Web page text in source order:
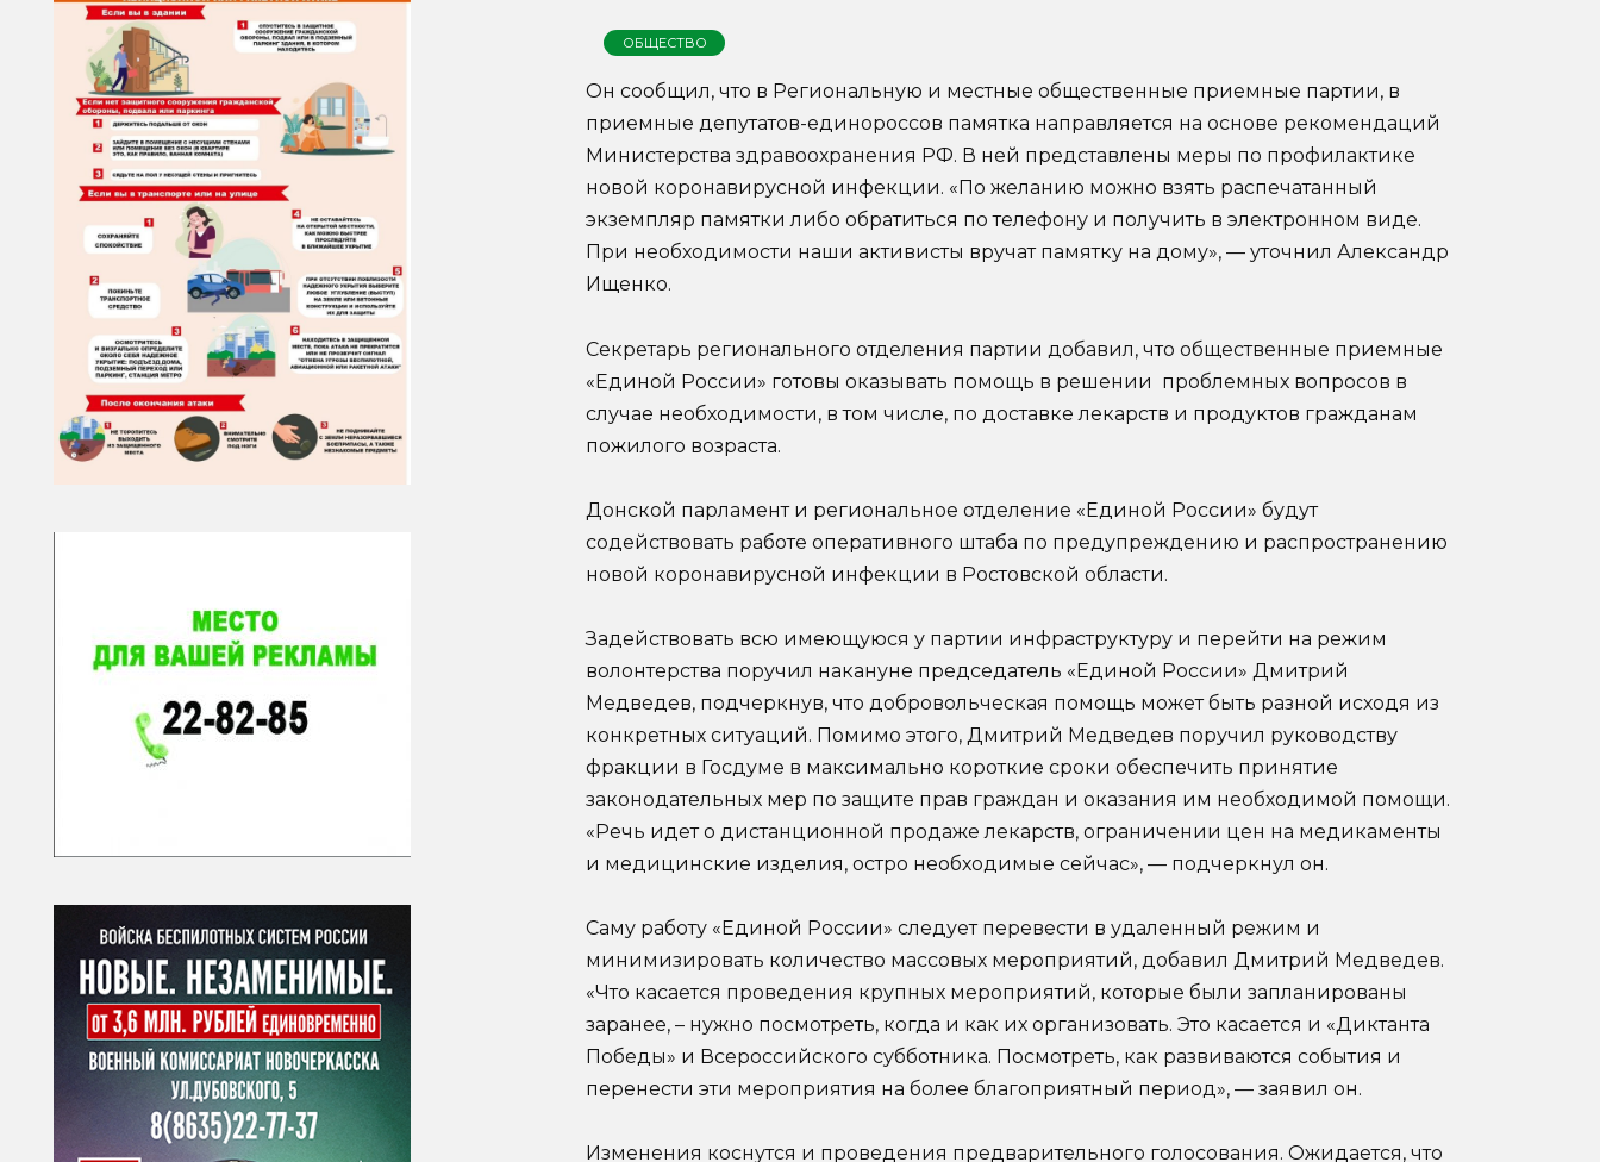
ОБЩЕСТВО
Он сообщил, что в Региональную и местные общественные приемные партии, в
приемные депутатов-единороссов памятка направляется на основе рекомендаций
Министерства здравоохранения РФ. В ней представлены меры по профилактике
новой коронавирусной инфекции. «По желанию можно взять распечатанный
экземпляр памятки либо обратиться по телефону и получить в электронном виде.
При необходимости наши активисты вручат памятку на дому», — уточнил Александр
Ищенко.
Секретарь регионального отделения партии добавил, что общественные приемные
«Единой России» готовы оказывать помощь в решении проблемных вопросов в
случае необходимости, в том числе, по доставке лекарств и продуктов гражданам
пожилого возраста.
Донской парламент и региональное отделение «Единой России» будут
содействовать работе оперативного штаба по предупреждению и распространению
новой коронавирусной инфекции в Ростовской области.
Задействовать всю имеющуюся у партии инфраструктуру и перейти на режим
волонтерства поручил накануне председатель «Единой России» Дмитрий
Медведев, подчеркнув, что добровольческая помощь может быть разной исходя из
конкретных ситуаций. Помимо этого, Дмитрий Медведев поручил руководству
фракции в Госдуме в максимально короткие сроки обеспечить принятие
законодательных мер по защите прав граждан и оказания им необходимой помощи.
«Речь идет о дистанционной продаже лекарств, ограничении цен на медикаменты
и медицинские изделия, остро необходимые сейчас», — подчеркнул он.
Саму работу «Единой России» следует перевести в удаленный режим и
минимизировать количество массовых мероприятий, добавил Дмитрий Медведев.
«Что касается проведения крупных мероприятий, которые были запланированы
заранее, – нужно посмотреть, когда и как их организовать. Это касается и «Диктанта
Победы» и Всероссийского субботника. Посмотреть, как развиваются события и
перенести эти мероприятия на более благоприятный период», — заявил он.
Изменения коснутся и проведения предварительного голосования. Ожидается, что